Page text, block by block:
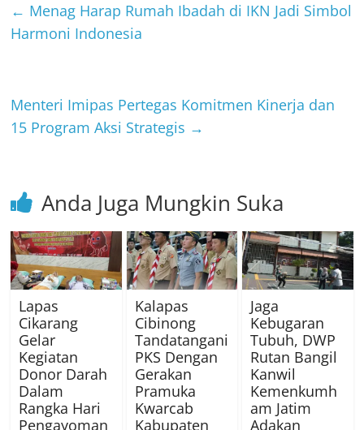
← Menag Harap Rumah Ibadah di IKN Jadi Simbol
Harmoni Indonesia
Menteri Imipas Pertegas Komitmen Kinerja dan
15 Program Aksi Strategis →
Anda Juga Mungkin Suka
⁠Lapas
Cikarang
Gelar
Kegiatan
Donor Darah
Dalam
Rangka Hari
Pengayoman
Kalapas
Cibinong
Tandatangani
PKS Dengan
Gerakan
Pramuka
Kwarcab
Kabupaten
Jaga
Kebugaran
Tubuh, DWP
Rutan Bangil
Kanwil
Kemenkumh
am Jatim
Adakan